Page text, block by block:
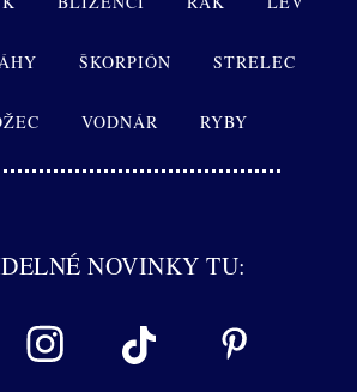
ŠKORPIÓN STRELEC
VODNÁR RYBY
NOVINKY TU: